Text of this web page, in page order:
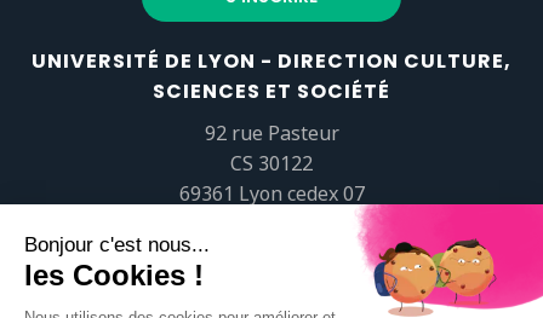
UNIVERSITÉ DE LYON - DIRECTION CULTURE,
SCIENCES ET SOCIÉTÉ
92 rue Pasteur
CS 30122
69361 Lyon cedex 07
popsciences@universite-lyon.fr
Tél.+33 (0)4 37 37 82 01